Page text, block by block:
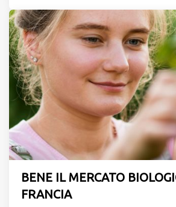
BENE IL MERCATO
FRANCIA